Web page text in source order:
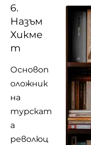
6.
Назъм
Хикме
т
Основоп
оложник
на
турскат
а
революц